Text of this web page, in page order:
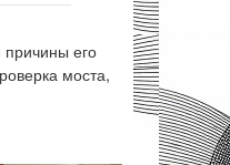
причины его
моста,